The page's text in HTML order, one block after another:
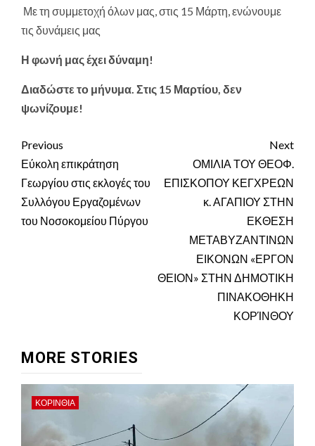
Με τη συμμετοχή όλων μας, στις 15 Μάρτη, ενώνουμε
τις δυνάμεις μας
Η φωνή μας έχει δύναμη!
Διαδώστε το μήνυμα. Στις 15 Μαρτίου, δεν
ψωνίζουμε!
Continue
Reading
Previous
Εύκολη επικράτηση
Γεωργίου στις εκλογές του
Συλλόγου Εργαζομένων
του Νοσοκομείου Πύργου
Next
ΟΜΙΛΙΑ ΤΟΥ ΘΕΟΦ.
ΕΠΙΣΚΟΠΟΥ ΚΕΓΧΡΕΩΝ
κ. ΑΓΑΠΙΟΥ ΣΤΗΝ
ΕΚΘΕΣΗ
ΜΕΤΑΒΥΖΑΝΤΙΝΩΝ
ΕΙΚΟΝΩΝ «ΕΡΓΟΝ
ΘΕΙΟΝ» ΣΤΗΝ ΔΗΜΟΤΙΚΗ
ΠΙΝΑΚΟΘΗΚΗ
ΚΟΡΊΝΘΟΥ
MORE STORIES
ΚΟΡΙΝΘΊΑ